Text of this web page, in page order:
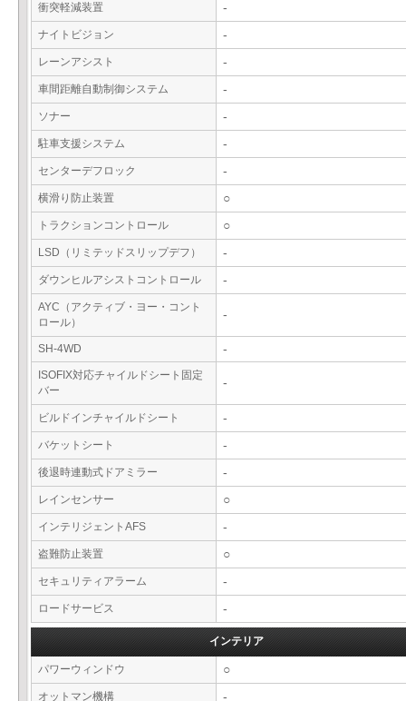
衝突軽減装置 -
ナイトビジョン -
レーンアシスト -
車間距離自動制御システム -
ソナー -
駐車支援システム -
センターデフロック -
横滑り防止装置 ○
トラクションコントロール ○
LSD（リミテッドスリップデフ） -
ダウンヒルアシストコントロール -
AYC（アクティブ・ヨー・コント
ロール）
-
SH-4WD -
ISOFIX対応チャイルドシート固定
バー
-
ビルドインチャイルドシート -
バケットシート -
後退時連動式ドアミラー -
レインセンサー ○
インテリジェントAFS -
盗難防止装置 ○
セキュリティアラーム -
ロードサービス -
インテリア
パワーウィンドウ ○
オットマン機構 -